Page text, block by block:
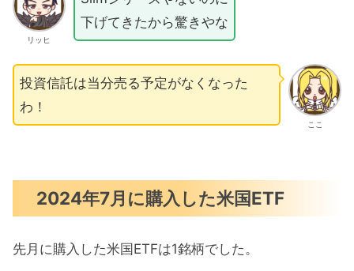
リッヒ
下げてきたから驚きやな
ここ
投資信託は当分売る予定がなくなった
わ！
2024年7月に購入した米国ETF
先月に購入した米国ETFは1銘柄でした。